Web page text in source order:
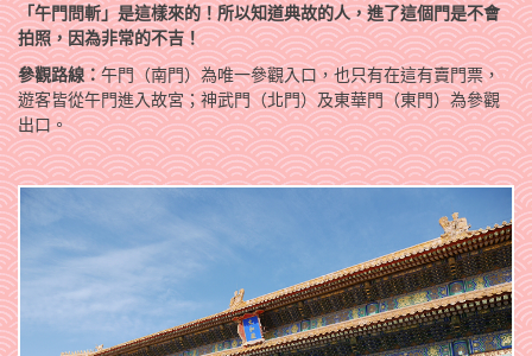
「午門問斬」是這樣來的！所以知道典故的人，進了這個門是不會
拍照，因為非常的不吉！
參觀路線：午門（南門）為唯一參觀入口，也只有在這有賣門票，
遊客皆從午門進入故宮；神武門（北門）及東華門（東門）為參觀
出口。